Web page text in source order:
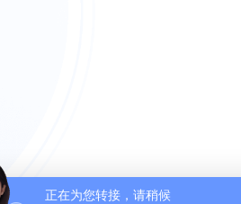
正在为您转接，请稍候